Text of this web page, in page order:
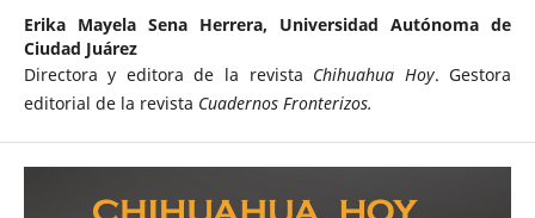
Erika Mayela Sena Herrera, Universidad Autónoma de
Ciudad Juárez
Directora y editora de la revista Chihuahua Hoy. Gestora
editorial de la revista Cuadernos Fronterizos.